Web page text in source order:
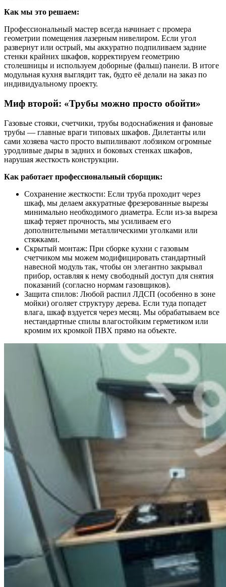
Как мы это решаем:
Профессиональный мастер всегда начинает с промера
геометрии помещения лазерным нивелиром. Если угол
развернут или острый, мы аккуратно подпиливаем задние
стенки крайних шкафов, корректируем геометрию
столешницы и используем доборные (фальш) панели. В итоге
модульная кухня выглядит так, будто её делали на заказ по
индивидуальному проекту.
Миф второй: «Трубы можно просто обойти»
Газовые стояки, счетчики, трубы водоснабжения и фановые
трубы — главные враги типовых шкафов. Дилетанты или
сами хозяева часто просто выпиливают лобзиком огромные
уродливые дыры в задних и боковых стенках шкафов,
нарушая жесткость конструкции.
Как работает профессиональный сборщик:
Сохранение жесткости: Если труба проходит через
шкаф, мы делаем аккуратные фрезерованные вырезы
минимально необходимого диаметра. Если из-за выреза
шкаф теряет прочность, мы усиливаем его
дополнительными металлическими уголками или
стяжками.
Скрытый монтаж: При сборке кухни с газовым
счетчиком мы можем модифицировать стандартный
навесной модуль так, чтобы он элегантно закрывал
прибор, оставляя к нему свободный доступ для снятия
показаний (согласно нормам газовщиков).
Защита спилов: Любой распил ЛДСП (особенно в зоне
мойки) оголяет структуру дерева. Если туда попадет
влага, шкаф вздуется через месяц. Мы обрабатываем все
нестандартные спилы влагостойким герметиком или
кромим их кромкой ПВХ прямо на объекте.